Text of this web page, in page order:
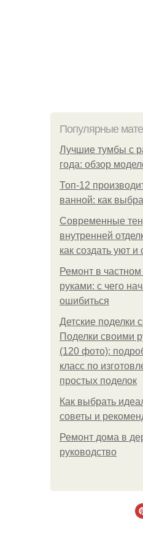
Популярные
Лучшие тумбы с
года: обзор
Топ-12
ванной: как
Современные
внутренней
как создать уют и
Ремонт в
руками: с чего
ошибиться
Детские поделки
Поделки своими
(120 фото):
класс по
простых поделок
Как выбрать
советы и
Ремонт дома в
руководство